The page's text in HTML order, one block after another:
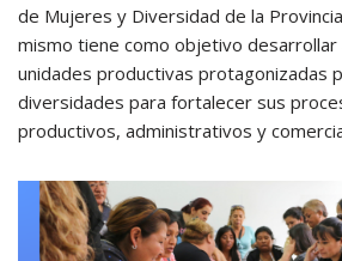
de Mujeres y Diversidad de la
mismo tiene como objetivo desarrollar
unidades productivas protagonizadas
diversidades para fortalecer sus
productivos, administrativos y